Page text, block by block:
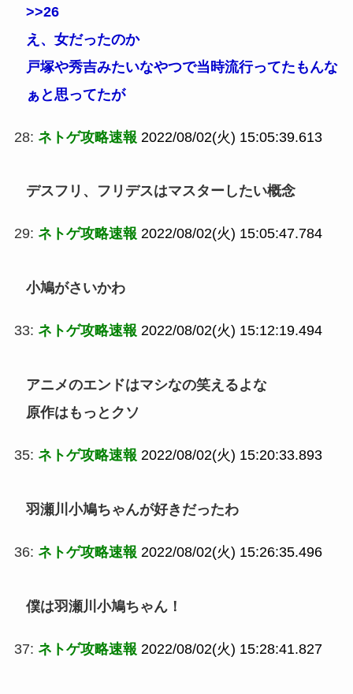
>>26
え、女だったのか
戸塚や秀吉みたいなやつで当時流行ってたもんな
ぁと思ってたが
28: ネトゲ攻略速報 2022/08/02(火) 15:05:39.613
デスフリ、フリデスはマスターしたい概念
29: ネトゲ攻略速報 2022/08/02(火) 15:05:47.784
小鳩がさいかわ
33: ネトゲ攻略速報 2022/08/02(火) 15:12:19.494
アニメのエンドはマシなの笑えるよな
原作はもっとクソ
35: ネトゲ攻略速報 2022/08/02(火) 15:20:33.893
羽瀬川小鳩ちゃんが好きだったわ
36: ネトゲ攻略速報 2022/08/02(火) 15:26:35.496
僕は羽瀬川小鳩ちゃん！
37: ネトゲ攻略速報 2022/08/02(火) 15:28:41.827